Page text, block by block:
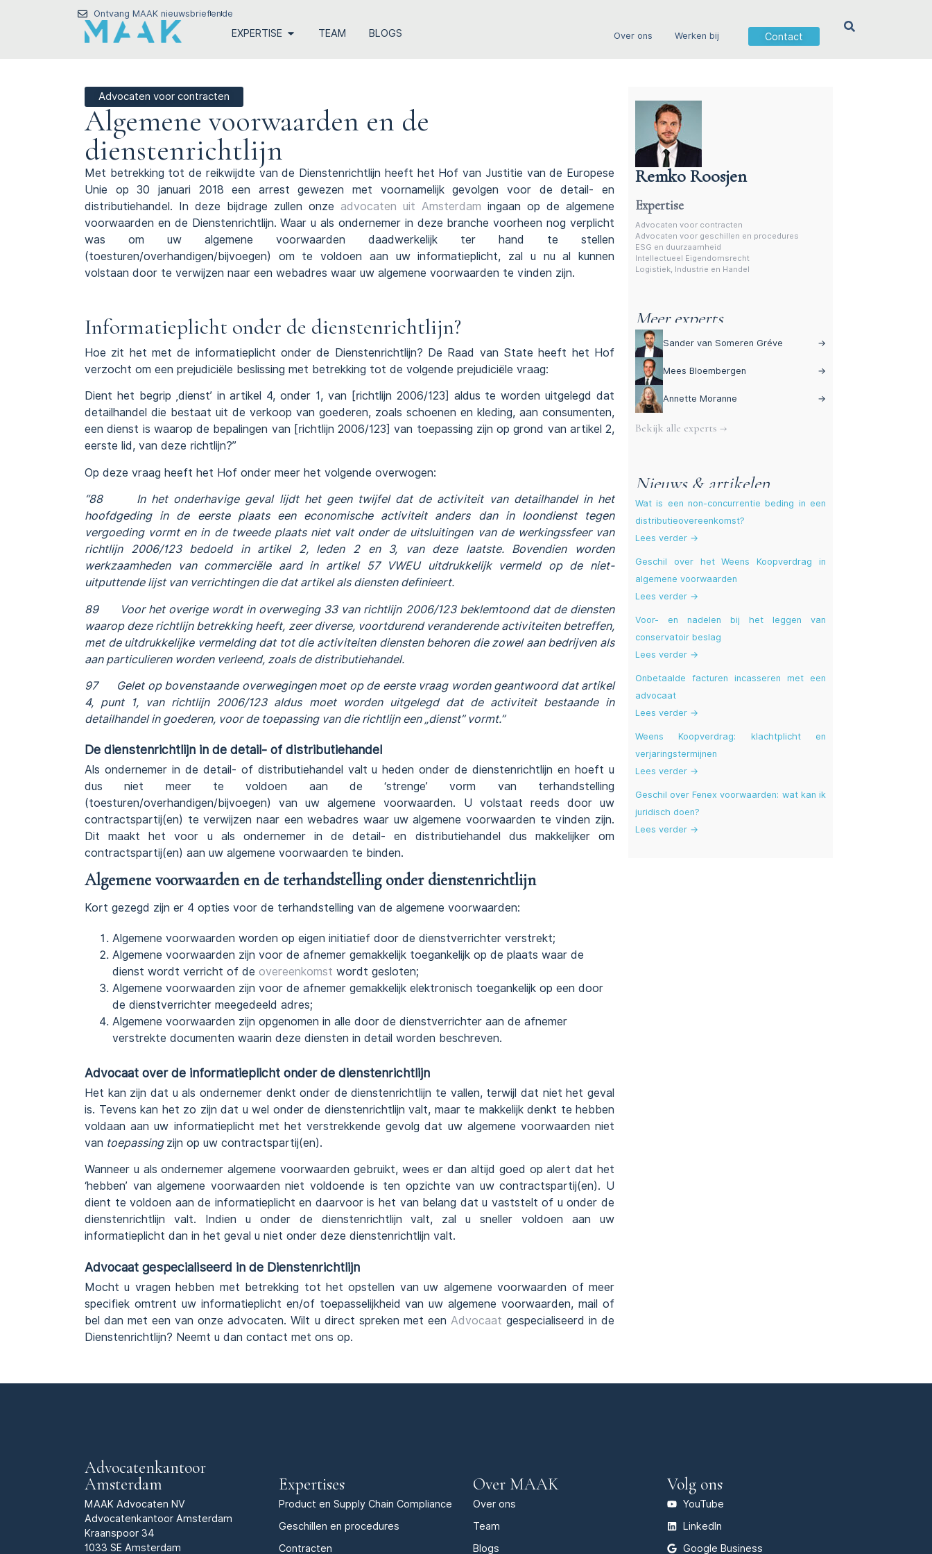
Ontvang MAAK nieuwsbriefende
EXPERTISE TEAM BLOGS Over ons Werken bij Contact
Advocaten voor contracten
Algemene voorwaarden en de
dienstenrichtlijn
Met betrekking tot de reikwijdte van de Dienstenrichtlijn heeft het Hof van Justitie van de Europese
Unie op 30 januari 2018 een arrest gewezen met voornamelijk gevolgen voor de detail- en
distributiehandel. In deze bijdrage zullen onze advocaten uit Amsterdam ingaan op de algemene
voorwaarden en de Dienstenrichtlijn. Waar u als ondernemer in deze branche voorheen nog verplicht
was om uw algemene voorwaarden daadwerkelijk ter hand te stellen
(toesturen/overhandigen/bijvoegen) om te voldoen aan uw informatieplicht, zal u nu al kunnen
volstaan door te verwijzen naar een webadres waar uw algemene voorwaarden te vinden zijn.
Informatieplicht onder de dienstenrichtlijn?
Hoe zit het met de informatieplicht onder de Dienstenrichtlijn? De Raad van State heeft het Hof
verzocht om een prejudiciële beslissing met betrekking tot de volgende prejudiciële vraag:
Dient het begrip ‚dienst’ in artikel 4, onder 1, van [richtlijn 2006/123] aldus te worden uitgelegd dat
detailhandel die bestaat uit de verkoop van goederen, zoals schoenen en kleding, aan consumenten,
een dienst is waarop de bepalingen van [richtlijn 2006/123] van toepassing zijn op grond van artikel 2,
eerste lid, van deze richtlijn?”
Op deze vraag heeft het Hof onder meer het volgende overwogen:
“88 In het onderhavige geval lijdt het geen twijfel dat de activiteit van detailhandel in het
hoofdgeding in de eerste plaats een economische activiteit anders dan in loondienst tegen
vergoeding vormt en in de tweede plaats niet valt onder de uitsluitingen van de werkingssfeer van
richtlijn 2006/123 bedoeld in artikel 2, leden 2 en 3, van deze laatste. Bovendien worden
werkzaamheden van commerciële aard in artikel 57 VWEU uitdrukkelijk vermeld op de niet-
uitputtende lijst van verrichtingen die dat artikel als diensten definieert.
89 Voor het overige wordt in overweging 33 van richtlijn 2006/123 beklemtoond dat de diensten
waarop deze richtlijn betrekking heeft, zeer diverse, voortdurend veranderende activiteiten betreffen,
met de uitdrukkelijke vermelding dat tot die activiteiten diensten behoren die zowel aan bedrijven als
aan particulieren worden verleend, zoals de distributiehandel.
97 Gelet op bovenstaande overwegingen moet op de eerste vraag worden geantwoord dat artikel
4, punt 1, van richtlijn 2006/123 aldus moet worden uitgelegd dat de activiteit bestaande in
detailhandel in goederen, voor de toepassing van die richtlijn een „dienst” vormt.”
De dienstenrichtlijn in de detail- of distributiehandel
Als ondernemer in de detail- of distributiehandel valt u heden onder de dienstenrichtlijn en hoeft u
dus niet meer te voldoen aan de ‘strenge’ vorm van terhandstelling
(toesturen/overhandigen/bijvoegen) van uw algemene voorwaarden. U volstaat reeds door uw
contractspartij(en) te verwijzen naar een webadres waar uw algemene voorwaarden te vinden zijn.
Dit maakt het voor u als ondernemer in de detail- en distributiehandel dus makkelijker om
contractspartij(en) aan uw algemene voorwaarden te binden.
Algemene voorwaarden en de terhandstelling onder dienstenrichtlijn
Kort gezegd zijn er 4 opties voor de terhandstelling van de algemene voorwaarden:
Algemene voorwaarden worden op eigen initiatief door de dienstverrichter verstrekt;
Algemene voorwaarden zijn voor de afnemer gemakkelijk toegankelijk op de plaats waar de
dienst wordt verricht of de overeenkomst wordt gesloten;
Algemene voorwaarden zijn voor de afnemer gemakkelijk elektronisch toegankelijk op een door
de dienstverrichter meegedeeld adres;
Algemene voorwaarden zijn opgenomen in alle door de dienstverrichter aan de afnemer
verstrekte documenten waarin deze diensten in detail worden beschreven.
Advocaat over de informatieplicht onder de dienstenrichtlijn
Het kan zijn dat u als ondernemer denkt onder de dienstenrichtlijn te vallen, terwijl dat niet het geval
is. Tevens kan het zo zijn dat u wel onder de dienstenrichtlijn valt, maar te makkelijk denkt te hebben
voldaan aan uw informatieplicht met het verstrekkende gevolg dat uw algemene voorwaarden niet
van toepassing zijn op uw contractspartij(en).
Wanneer u als ondernemer algemene voorwaarden gebruikt, wees er dan altijd goed op alert dat het
‘hebben’ van algemene voorwaarden niet voldoende is ten opzichte van uw contractspartij(en). U
dient te voldoen aan de informatieplicht en daarvoor is het van belang dat u vaststelt of u onder de
dienstenrichtlijn valt. Indien u onder de dienstenrichtlijn valt, zal u sneller voldoen aan uw
informatieplicht dan in het geval u niet onder deze dienstenrichtlijn valt.
Advocaat gespecialiseerd in de Dienstenrichtlijn
Mocht u vragen hebben met betrekking tot het opstellen van uw algemene voorwaarden of meer
specifiek omtrent uw informatieplicht en/of toepasselijkheid van uw algemene voorwaarden, mail of
bel dan met een van onze advocaten. Wilt u direct spreken met een Advocaat gespecialiseerd in de
Dienstenrichtlijn? Neemt u dan contact met ons op.
Remko Roosjen
Advocaat contractenrecht
Expertise
Advocaten voor contracten
Advocaten voor geschillen en procedures
ESG en duurzaamheid
Intellectueel Eigendomsrecht
Logistiek, Industrie en Handel
Meer experts
Sander van Someren Gréve →
Mees Bloembergen →
Annette Moranne →
Bekijk alle experts →
Nieuws & artikelen
Wat is een non-concurrentie beding in een
distributieovereenkomst?
Lees verder →
Geschil over het Weens Koopverdrag in
algemene voorwaarden
Lees verder →
Voor- en nadelen bij het leggen van
conservatoir beslag
Lees verder →
Onbetaalde facturen incasseren met een
advocaat
Lees verder →
Weens Koopverdrag: klachtplicht en
verjaringstermijnen
Lees verder →
Geschil over Fenex voorwaarden: wat kan ik
juridisch doen?
Lees verder →
Advocatenkantoor
Amsterdam
MAAK Advocaten NV
Advocatenkantoor Amsterdam
Kraanspoor 34
1033 SE Amsterdam
Expertises
Product en Supply Chain Compliance
Geschillen en procedures
Contracten
Over MAAK
Over ons
Team
Blogs
Volg ons
YouTube
LinkedIn
Google Business